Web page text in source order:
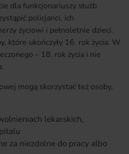
dla funkcjonariuszy służb
policjanci, ich
życiowi i pełnoletnie dzieci.
które ukończyły 16. rok życia. W
– 18. rok życia i nie
mogą skorzystać też osoby,
lekarskich,
za niezdolne do pracy albo